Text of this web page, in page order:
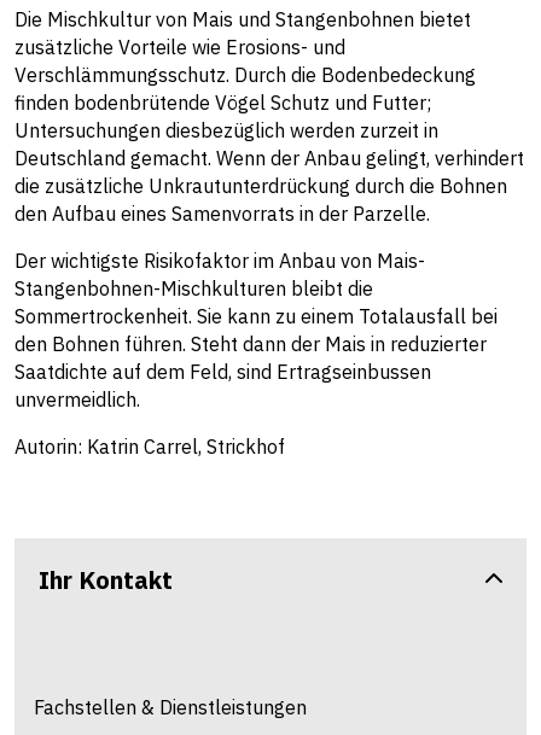
Die Mischkultur von Mais und Stangenbohnen bietet
zusätzliche Vorteile wie Erosions- und
Verschlämmungsschutz. Durch die Bodenbedeckung
finden bodenbrütende Vögel Schutz und Futter;
Untersuchungen diesbezüglich werden zurzeit in
Deutschland gemacht. Wenn der Anbau gelingt, verhindert
die zusätzliche Unkrautunterdrückung durch die Bohnen
den Aufbau eines Samenvorrats in der Parzelle.
Der wichtigste Risikofaktor im Anbau von Mais-
Stangenbohnen-Mischkulturen bleibt die
Sommertrockenheit. Sie kann zu einem Totalausfall bei
den Bohnen führen. Steht dann der Mais in reduzierter
Saatdichte auf dem Feld, sind Ertragseinbussen
unvermeidlich.
Autorin: Katrin Carrel, Strickhof
Ihr Kontakt
Fachstellen & Dienstleistungen